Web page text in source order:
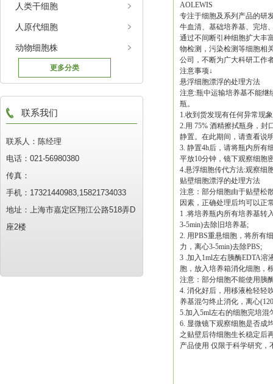
人类干细胞
人原代细胞
动物细胞株
更多分类
联系我们
联系人：陈经理
电话：021-56980380
传真：
手机：17321440983,15821734033
地址：上海市嘉定区翔江公路518弄D
座2楼
AOLEWIS
专注于细胞及系列产品的研
牛血清、基础培养基、完培
通过不间断引种细胞扩大丰
物检测，污染检测等细胞相
公司，不断为广大科研工作
注意事项↓
悬浮细胞漂浮的处理方法
注意:瓶中运输培养基不能继
瓶。
1.收到货发现有任何异常现
2.用 75% 酒精擦拭瓶身，封
静置。在此期间，请查看说
3. 静置4h后，请将瓶内所有
平放10分钟，镜下观察细胞
4.悬浮细胞传代方法:观察细
贴壁细胞漂浮的处理方法
注意：部分细胞由于贴壁松
因素，正确处理后均可以正
1 .将培养瓶内所有培养基转
3-5min)去除旧培养基;
2. 用PBS重悬细胞，将所有
力，离心3-5min)去除PBS;
3 .加入1ml左右胰酶EDTA溶
胞，放入培养箱消化细胞，
注意：部分细胞不能使用胰
4. 消化好后，用移液枪轻轻
养基混匀终止消化，离心
5.加入5ml左右的细胞完培
6. 显微镜下观察细胞是否成
之贴壁后待细胞生长稳定后
产品使用 仅限于科学研究